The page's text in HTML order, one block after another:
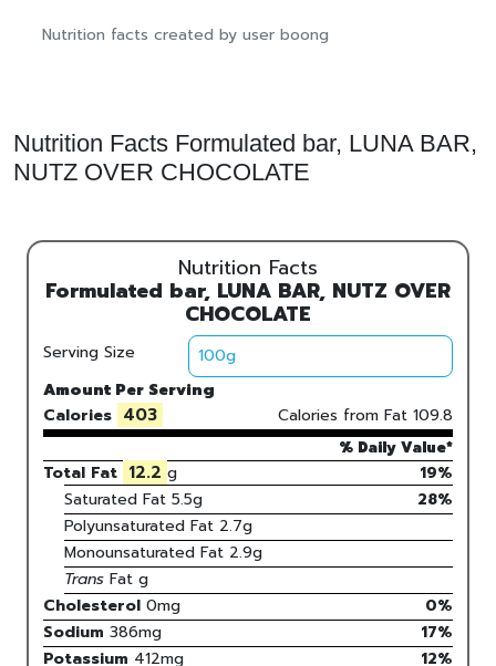
Nutrition facts created by user boong
Nutrition Facts Formulated bar, LUNA BAR,
NUTZ OVER CHOCOLATE
Nutrition Facts
Formulated bar, LUNA BAR, NUTZ OVER
CHOCOLATE
Serving Size
Amount Per Serving
Calories 403 Calories from Fat 109.8
% Daily Value*
Total Fat 12.2 g
19%
Saturated Fat 5.5g 28%
Polyunsaturated Fat 2.7g
Monounsaturated Fat 2.9g
TransFat g
Cholesterol 0mg 0%
Sodium 386mg 17%
Potassium 412mg 12%